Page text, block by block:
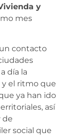
y
mes
contacto
día la
y el ritmo que
ya han ido
así
de
social que